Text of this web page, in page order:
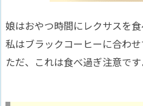
娘はおやつ時間にレクサスを食
私はブラックコーヒーに合わせ
ただ、これは食べ過ぎ注意です